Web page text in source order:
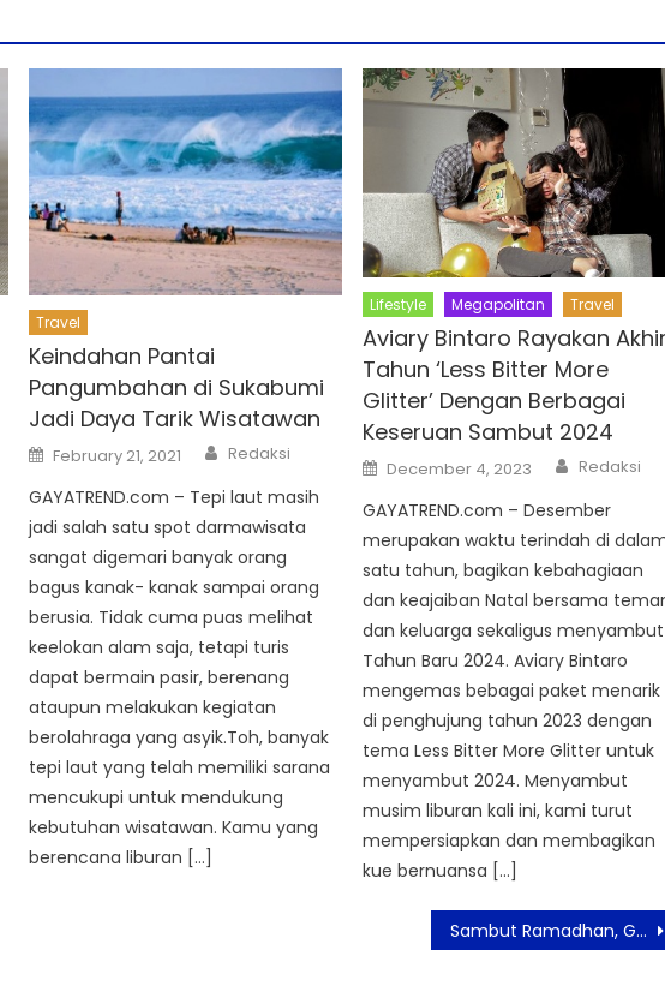
Travel
Keindahan Pantai
Pangumbahan di Sukabumi
Jadi Daya Tarik Wisatawan
Posted
on
February 21, 2021 Author
Redaksi
GAYATREND.com – Tepi laut masih
jadi salah satu spot darmawisata
sangat digemari banyak orang
bagus kanak- kanak sampai orang
berusia. Tidak cuma puas melihat
keelokan alam saja, tetapi turis
dapat bermain pasir, berenang
ataupun melakukan kegiatan
berolahraga yang asyik.Toh, banyak
tepi laut yang telah memiliki sarana
mencukupi untuk mendukung
kebutuhan wisatawan. Kamu yang
berencana liburan […]
Lifestyle Megapolitan Travel
Aviary Bintaro Rayakan Akhir
Tahun ‘Less Bitter More
Glitter’ Dengan Berbagai
Keseruan Sambut 2024
Posted
on
December 4, 2023 Author
Redaksi
GAYATREND.com – Desember
merupakan waktu terindah di
satu tahun, bagikan kebahagiaan
dan keajaiban Natal bersama
dan keluarga sekaligus menyambut
Tahun Baru 2024. Aviary Bintaro
mengemas bebagai paket menarik
di penghujung tahun 2023 dengan
tema Less Bitter More Glitter untuk
menyambut 2024. Menyambut
musim liburan kali ini, kami turut
mempersiapkan dan membagikan
kue bernuansa […]
Sambut Ramadhan, GUMUN Terbitkan Mukena Safar Unik